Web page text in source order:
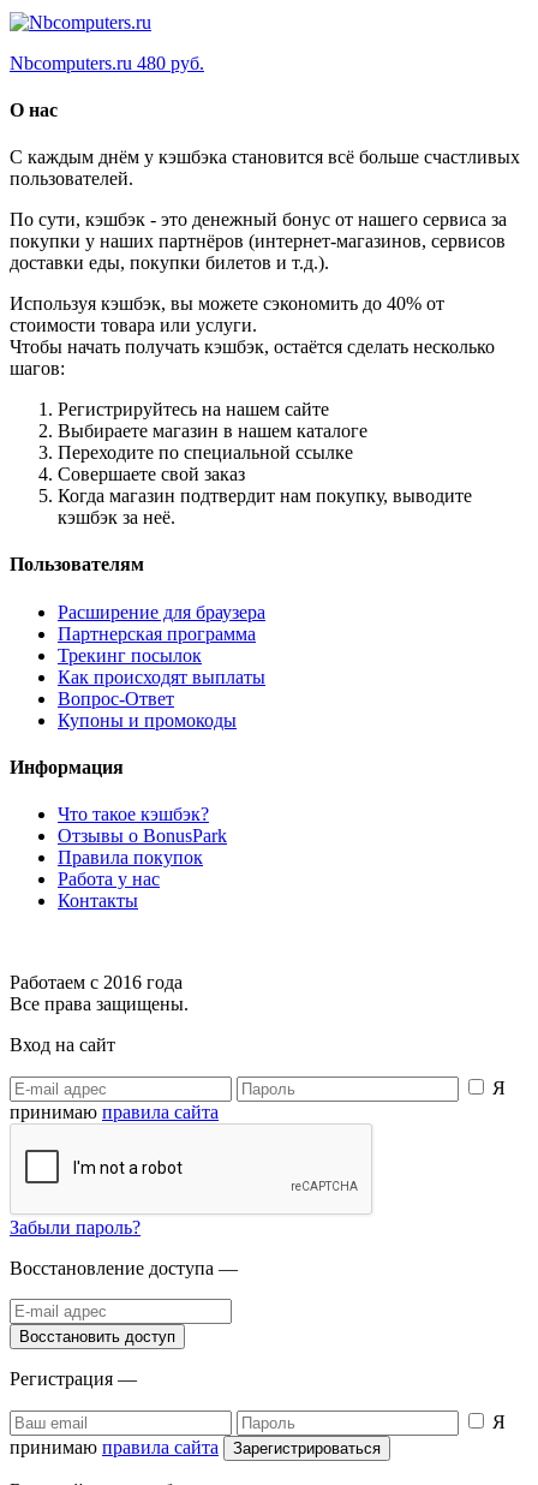
Nbcomputers.ru 480 руб.
О нас
С каждым днём у кэшбэка становится всё больше счастливых
пользователей.
По сути, кэшбэк - это денежный бонус от нашего сервиса за
покупки у наших партнёров (интернет-магазинов, сервисов
доставки еды, покупки билетов и т.д.).
Используя кэшбэк, вы можете сэкономить до 40% от
стоимости товара или услуги.
Чтобы начать получать кэшбэк, остаётся сделать несколько
шагов:
Регистрируйтесь на нашем сайте
Выбираете магазин в нашем каталоге
Переходите по специальной ссылке
Совершаете свой заказ
Когда магазин подтвердит нам покупку, выводите
кэшбэк за неё.
Пользователям
Расширение для браузера
Партнерская программа
Трекинг посылок
Как происходят выплаты
Вопрос-Ответ
Купоны и промокоды
Информация
Что такое кэшбэк?
Отзывы о BonusPark
Правила покупок
Работа у нас
Контакты
Работаем с 2016 года
Все права защищены.
Вход на сайт
Я
принимаю правила сайта
Забыли пароль?
Восстановление доступа —
Регистрация —
Я
принимаю правила сайта